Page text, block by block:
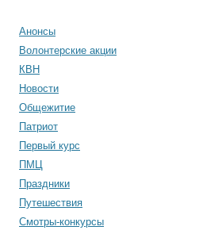
Анонсы
Волонтерские акции
КВН
Новости
Общежитие
Патриот
Первый курс
ПМЦ
Праздники
Путешествия
Смотры-конкурсы